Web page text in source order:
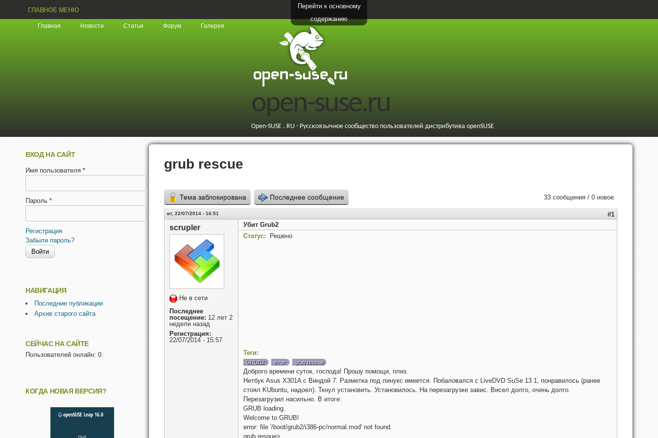
Перейти к основному
содержанию
ГЛАВНОЕ МЕНЮ
Главная Новости Статьи Форум Галерея
open-suse.ru
Open-SUSE . RU - Русскоязычное сообщество пользователей дистрибутива openSUSE
grub rescue
33 сообщения / 0 новое
Тема заблокирована Последнее сообщение
вт, 22/07/2014 - 16:51 #1
scrupler
Не в сети
Последнее
посещение: 12 лет 2
недели назад
Регистрация:
22/07/2014 - 15:57
Убит Grub2
Статус:
Решено
Теги:
GRUB2 error grub rescue
Доброго времени суток, господа! Прошу помощи, плиз.
Нетбук Asus X301A с Виндой 7. Разметка под линукс имеется. Побаловался с LiveDVD SuSe 13.1, понравилось (ранее
стоял KUbuntu, надоел). Ткнул установить. Установилось. На перезагрузке завис. Висел долго, очень долго.
Перезагрузил насильно. В итоге:
GRUB loading.
Welcome to GRUB!
error: file '/boot/grub2/i386-pc/normal.mod' not found.
grub resque>
ВХОД НА САЙТ
Имя пользователя *
Пароль *
Регистрация
Забыли пароль?
НАВИГАЦИЯ
Последние публикации
Архив старого сайта
СЕЙЧАС НА САЙТЕ
Пользователей онлайн: 0.
КОГДА НОВАЯ ВЕРСИЯ?